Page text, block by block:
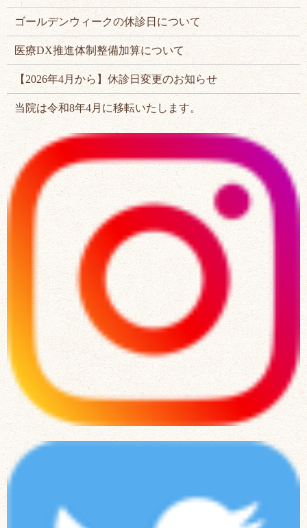
ゴールデンウィークの休診日について
医療DX推進体制整備加算について
【2026年4月から】休診日変更のお知らせ
当院は令和8年4月に移転いたします。